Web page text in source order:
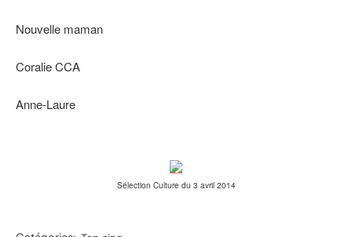
Nouvelle maman
Coralie CCA
Anne-Laure
Sélection Culture du 3 avril 2014